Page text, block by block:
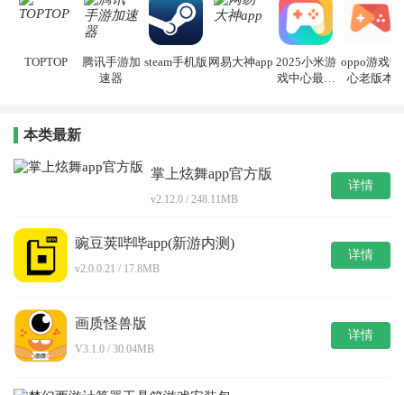
TOPTOP
腾讯手游加
速器
steam手机版 网易大神app 2025小米游
戏中心最新
oppo游戏中
心老版本
本类最新
掌上炫舞app官方版
v2.12.0 / 248.11MB
详情
豌豆荚哔哔app(新游内测)
v2.0.0.21 / 17.8MB
详情
画质怪兽版
V3.1.0 / 30.04MB
详情